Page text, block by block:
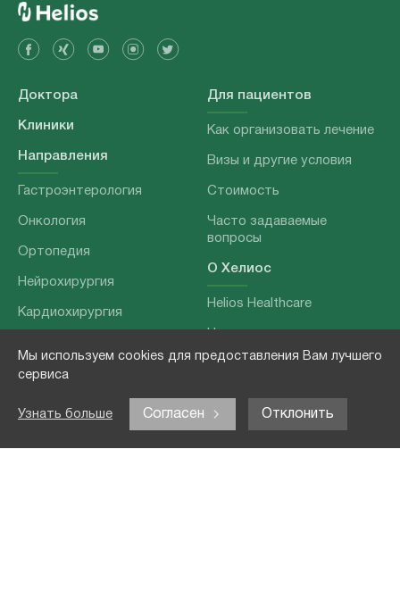
Мы используем cookies для предоставления Вам лучшего
сервиса
Узнать больше Согласен Отклонить
Доктора
Клиники
Направления
Гастроэнтерология
Онкология
Ортопедия
Нейрохирургия
Кардиохирургия
Хирургия позвоночника
Для пациентов
Как организовать лечение
Визы и другие условия
Стоимость
Часто задаваемые
вопросы
О Хелиос
Helios Healthcare
О нашей команде